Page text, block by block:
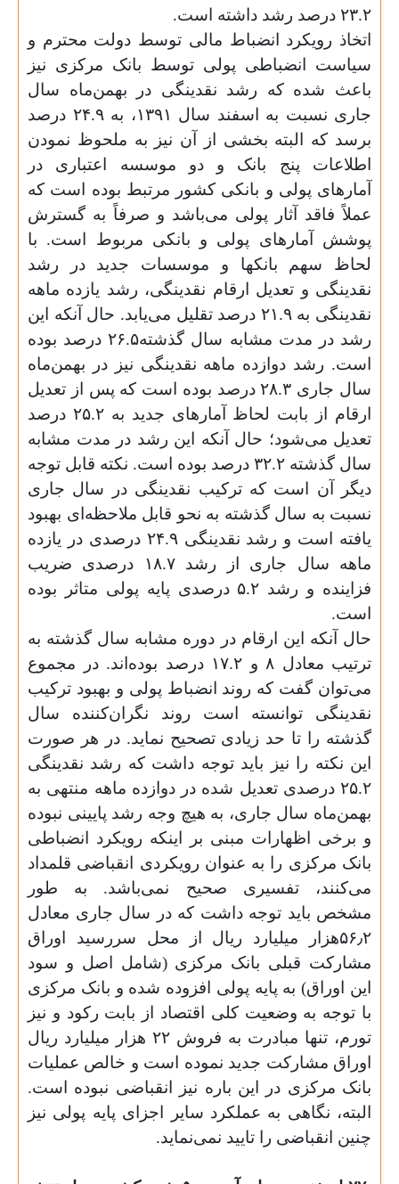
۲۳.۲ درصد رشد داشته است
.
اتخاذ رویکرد انضباط مالی توسط دولت محترم و
سیاست انضباطی پولی توسط بانک مرکزی نیز
باعث شده که رشد نقدینگی در بهمن‌ماه سال
جاری نسبت به اسفند سال ۱۳۹۱، به ۲۴.۹ درصد
برسد که البته بخشی از آن نیز به ملحوظ نمودن
اطلاعات پنج بانک و دو موسسه اعتباری در
آمارهای پولی و بانکی کشور مرتبط بوده است که
عملاً فاقد آثار پولی می‌باشد و صرفاً به گسترش
پوشش آمارهای پولی و بانکی مربوط است. با
لحاظ سهم بانکها و موسسات جدید در رشد
نقدینگی و تعدیل ارقام نقدینگی، رشد یازده ماهه
نقدینگی به ۲۱.۹ درصد تقلیل می‌یابد. حال آنکه این
رشد در مدت مشابه سال گذشته۲۶.۵ درصد بوده
است. رشد دوازده ماهه نقدینگی نیز در بهمن‌ماه
سال جاری ۲۸.۳ درصد بوده است که پس از تعدیل
ارقام از بابت لحاظ آمارهای جدید به ۲۵.۲ درصد
تعدیل می‌شود؛ حال آنکه این رشد در مدت مشابه
سال‌ گذشته ۳۲.۲ درصد بوده است. نکته قابل توجه
دیگر آن است که ترکیب نقدینگی در سال جاری
نسبت به سال گذشته به نحو قابل ملاحظه‌ای بهبود
یافته است و رشد نقدینگی ۲۴.۹ درصدی در یازده
ماهه سال جاری از رشد ۱۸.۷ درصدی ضریب
فزاینده و رشد ۵.۲ درصدی پایه پولی متاثر بوده
است.
حال آنکه این ارقام در دوره مشابه سال گذشته به
ترتیب معادل ۸ و ۱۷.۲ درصد بوده‌اند. در مجموع
می‌توان گفت که روند انضباط پولی و بهبود ترکیب
نقدینگی توانسته است روند نگران‌کننده‌ سال
گذشته را تا حد زیادی تصحیح نماید. در هر صورت
این نکته را نیز باید توجه داشت که رشد نقدینگی
۲۵.۲ درصدی تعدیل شده در دوازده ماهه منتهی به
بهمن‌ماه سال جاری، به هیچ وجه رشد پایینی نبوده
و برخی اظهارات مبنی بر اینکه رویکرد انضباطی
بانک مرکزی را به عنوان رویکردی انقباضی قلمداد
می‌کنند، تفسیری صحیح نمی‌باشد. به طور
مشخص باید توجه داشت که در سال جاری معادل
۵۶٫۲هزار میلیارد ریال از محل سررسید اوراق
مشارکت قبلی بانک مرکزی (شامل اصل و سود
این اوراق) به پایه پولی افزوده شده و بانک مرکزی
با توجه به وضعیت کلی اقتصاد از بابت رکود و نیز
تورم، تنها مبادرت به فروش ۲۲ هزار میلیارد ریال
اوراق مشارکت جدید نموده است و خالص عملیات
بانک مرکزی در این باره نیز انقباضی نبوده است.
البته، نگاهی به عملکرد سایر اجزای پایه پولی نیز
چنین انقباضی را تایید نمی‌نماید.